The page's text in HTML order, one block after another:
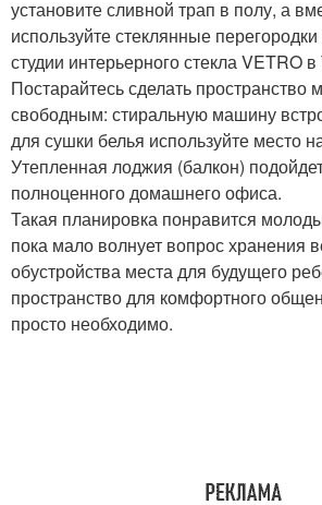
установите сливной трап в полу, а
используйте стеклянные
студии интерьерного стекла VETRO
Постарайтесь сделать пространство
свободным: стиральную машину
для сушки белья используйте место
Утепленная лоджия (балкон)
полноценного домашнего офиса.
Такая планировка понравится
пока мало волнует вопрос хранения
обустройства места для будущего
пространство для комфортного
просто необходимо.